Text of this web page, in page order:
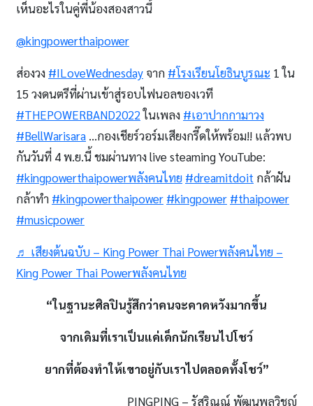
เห็นอะไรในคู่พี่น้องสองสาวนี้
@kingpowerthaipower
ส่องวง #ILoveWednesday จาก #โรงเรียนโยธินบูรณะ 1 ใน
15 วงดนตรีที่ผ่านเข้าสู่รอบไฟนอลของเวที
#THEPOWERBAND2022ในเพลง #เอาปากกามาวง
#BellWarisara …กองเชียร์วอร์มเสียงกรี๊ดให้พร้อม!! แล้วพบ
กันวันที่ 4 พ.ย.นี้ ชมผ่านทาง live steaming YouTube:
#kingpowerthaipowerพลังคนไทย #dreamitdoit กล้าฝัน
กล้าทำ #kingpowerthaipower #kingpower #thaipower
#musicpower
♬ เสียงต้นฉบับ – King Power Thai Powerพลังคนไทย –
King Power Thai Powerพลังคนไทย
“ในฐานะศิลปินรู้สึกว่าคนจะคาดหวังมากขึ้น
จากเดิมที่เราเป็นแค่เด็กนักเรียนไปโชว์
ยากที่ต้องทำให้เขาอยู่กับเราไปตลอดทั้งโชว์”
PINGPING – รัสริณณ์ พัฒนพลวิชญ์